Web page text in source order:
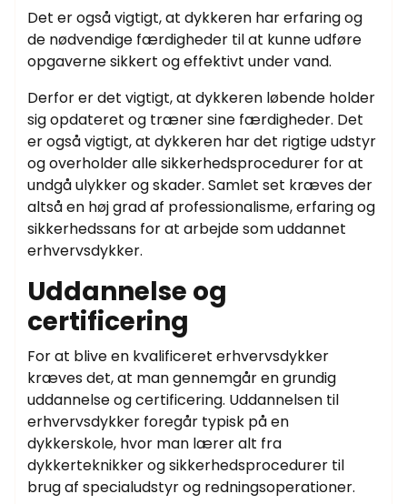
Det er også vigtigt, at dykkeren har erfaring og
de nødvendige færdigheder til at kunne udføre
opgaverne sikkert og effektivt under vand.
Derfor er det vigtigt, at dykkeren løbende holder
sig opdateret og træner sine færdigheder. Det
er også vigtigt, at dykkeren har det rigtige udstyr
og overholder alle sikkerhedsprocedurer for at
undgå ulykker og skader. Samlet set kræves der
altså en høj grad af professionalisme, erfaring og
sikkerhedssans for at arbejde som uddannet
erhvervsdykker.
Uddannelse og
certificering
For at blive en kvalificeret erhvervsdykker
kræves det, at man gennemgår en grundig
uddannelse og certificering. Uddannelsen til
erhvervsdykker foregår typisk på en
dykkerskole, hvor man lærer alt fra
dykkerteknikker og sikkerhedsprocedurer til
brug af specialudstyr og redningsoperationer.